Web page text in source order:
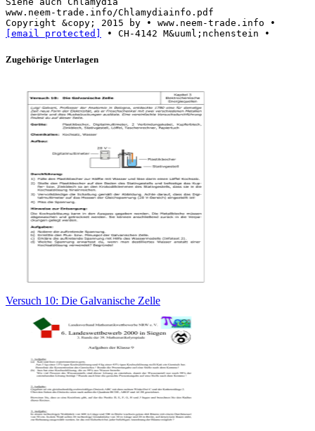
www.neem-trade.info/Chlamydiainfo.pdf
Copyright &copy; 2015 by • www.neem-trade.info •
[email protected]
Zugehörige Unterlagen
Versuch 10: Die Galvanische Zelle